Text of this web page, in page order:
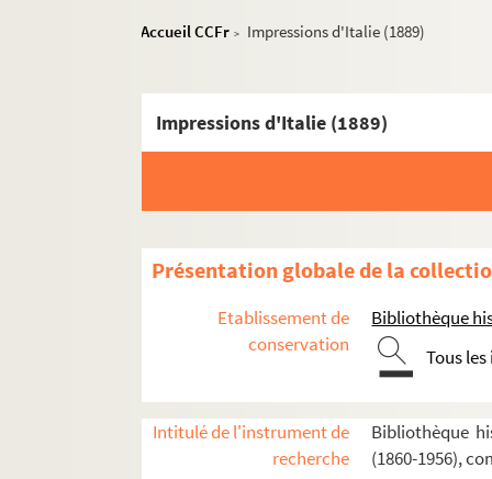
Accueil CCFr > Impressions d'Italie (1889)
Impressions d'Italie (1889)
Présentation globale de la
Etablissement de
conservation
Bibliothèque
Tous
Intitulé de l'instrument de
recherche
Bibliothèque
(1860-1956),